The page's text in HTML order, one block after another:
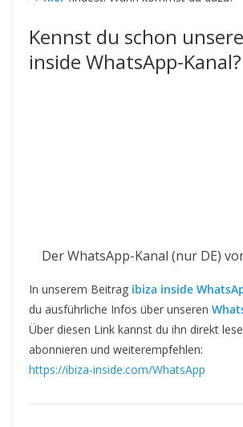
Kennst du schon
inside WhatsApp-Kanal?
Der WhatsApp-Kanal (nur DE)
In unserem Beitrag ibiza inside
du ausführliche Infos über unseren
Über diesen Link kannst du ihn direkt
abonnieren und weiterempfehlen:
https://ibiza-inside.com/WhatsApp